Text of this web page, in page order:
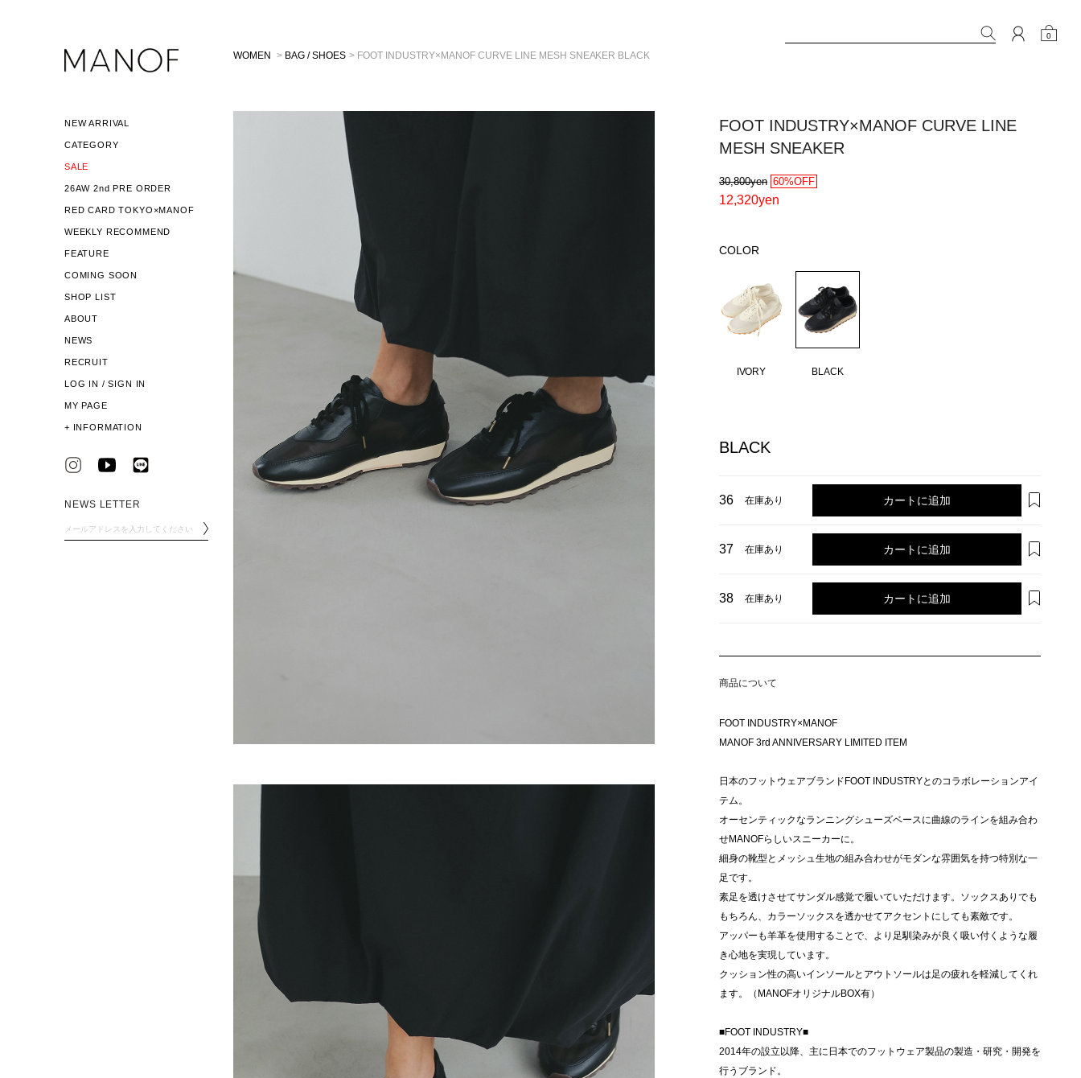
NEW ARRIVAL
CATEGORY
SALE
26AW 2nd PRE ORDER
RED CARD TOKYO×MANOF
WEEKLY RECOMMEND
FEATURE
COMING SOON
SHOP LIST
ABOUT
NEWS
RECRUIT
LOG IN / SIGN IN
MY PAGE
+ INFORMATION
NEWS LETTER
0
WOMEN > BAG / SHOES > FOOT INDUSTRY×MANOF CURVE LINE MESH SNEAKER BLACK
FOOT INDUSTRY×MANOF CURVE LINE
MESH SNEAKER
30,800yen 60%OFF
12,320yen
COLOR
IVORY BLACK
BLACK
36 在庫あり カートに追加
37 在庫あり カートに追加
38 在庫あり カートに追加
商品について
FOOT INDUSTRY×MANOF
MANOF 3rd ANNIVERSARY LIMITED ITEM
日本のフットウェアブランドFOOT INDUSTRYとのコラボレーションアイ
テム。
オーセンティックなランニングシューズベースに曲線のラインを組み合わ
せMANOFらしいスニーカーに。
細身の靴型とメッシュ生地の組み合わせがモダンな雰囲気を持つ特別な一
足です。
素足を透けさせてサンダル感覚で履いていただけます。ソックスありでも
もちろん、カラーソックスを透かせてアクセントにしても素敵です。
アッパーも羊革を使用することで、より足馴染みが良く吸い付くような履
き心地を実現しています。
クッション性の高いインソールとアウトソールは足の疲れを軽減してくれ
ます。（MANOFオリジナルBOX有）
■FOOT INDUSTRY■
2014年の設立以降、主に日本でのフットウェア製品の製造・研究・開発を
行うブランド。